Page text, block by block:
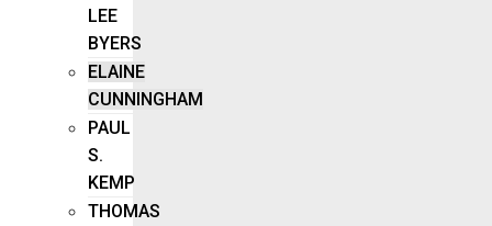
LEE
BYERS
ELAINE
CUNNINGHAM
PAUL
S.
KEMP
THOMAS